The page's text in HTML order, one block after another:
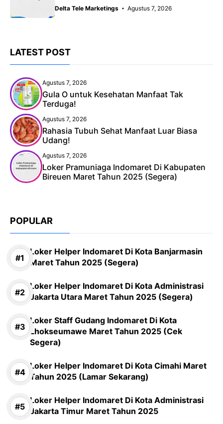
Delta Tele Marketings Agustus 7, 2026
LATEST POST
Agustus 7, 2026
Gula O untuk Kesehatan Manfaat Tak
Terduga!
Agustus 7, 2026
Rahasia Tubuh Sehat Manfaat Luar Biasa
Udang!
Agustus 7, 2026
Loker Pramuniaga Indomaret Di Kabupaten
Bireuen Maret Tahun 2025 (Segera)
POPULAR
Loker Helper Indomaret Di Kota Banjarmasin
Maret Tahun 2025 (Segera)
Loker Helper Indomaret Di Kota Administrasi
Jakarta Utara Maret Tahun 2025 (Segera)
Loker Staff Gudang Indomaret Di Kota
Lhokseumawe Maret Tahun 2025 (Cek
Segera)
Loker Helper Indomaret Di Kota Cimahi Maret
Tahun 2025 (Lamar Sekarang)
Loker Helper Indomaret Di Kota Administrasi
Jakarta Timur Maret Tahun 2025